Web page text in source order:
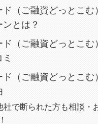
ド（ご融資どっとこむ
ンとは？
ド（ご融資どっとこむ
ド（ご融資どっとこむ
社で断られた方も相談・